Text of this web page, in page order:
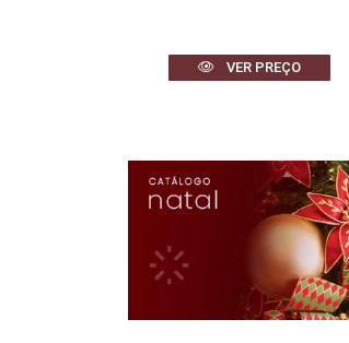
VER PREÇO